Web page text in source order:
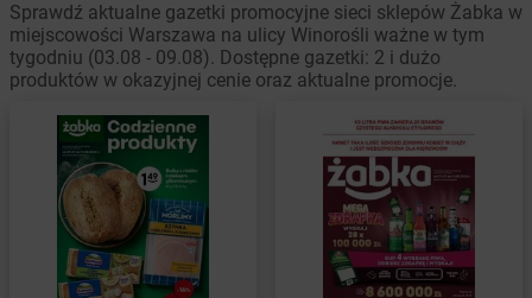
Sprawdź aktualne gazetki promocyjne sieci sklepów Żabka w
miejscowości Warszawa na ulicy Winorośli ważne w tym
tygodniu (03.08 - 09.08). Dostępne gazetki: 2 i dużo
produktów w okazyjnej cenie oraz aktualne promocje.